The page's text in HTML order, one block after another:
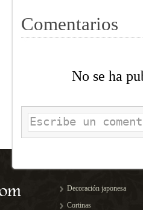
Comentarios
No se ha
Decoración japonesa
Cortinas